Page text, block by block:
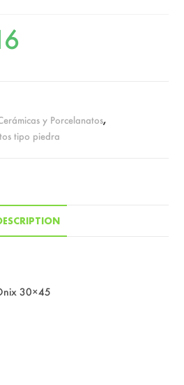
y Porcelanatos,
tipo piedra
30×45